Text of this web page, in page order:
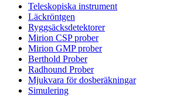
Teleskopiska instrument
Läckröntgen
Ryggsäcksdetektorer
Mirion CSP prober
Mirion GMP prober
Berthold Prober
Radhound Prober
Mjukvara för dosberäkningar
Simulering